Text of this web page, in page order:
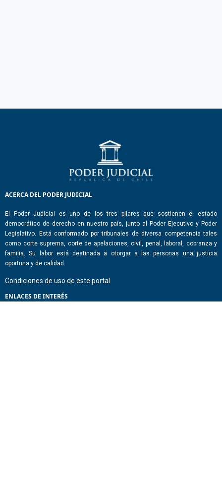
ACERCA DEL PODER JUDICIAL
El Poder Judicial es uno de los tres pilares que sostienen el estado
democrático de derecho en nuestro país, junto al Poder Ejecutivo y Poder
Legislativo. Está conformado por tribunales de diversa competencia tales
como corte suprema, corte de apelaciones, civil, penal, laboral, cobranza y
familia. Su labor está destinada a otorgar a las personas una justicia
oportuna y de calidad.
Condiciones de uso de este portal
ENLACES DE INTERÉS